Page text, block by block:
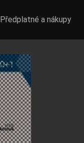
Předplatné a nákupy